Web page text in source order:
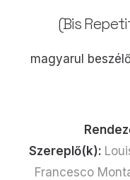
(Bis
magyarul
Szereplő(k):
Francesco